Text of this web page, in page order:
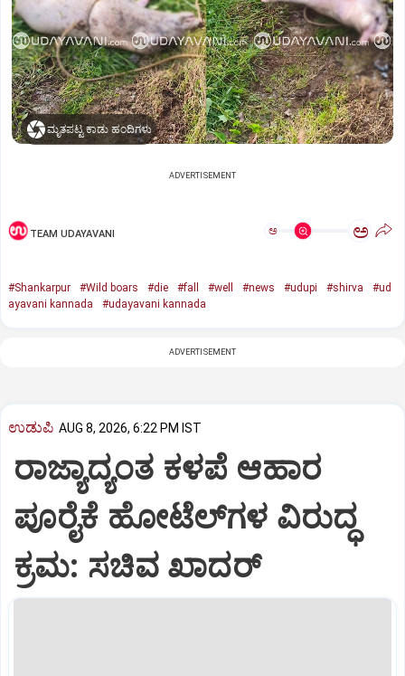
ಮೃತಪಟ್ಟ ಕಾಡು ಹಂದಿಗಳು
ADVERTISEMENT
TEAM UDAYAVANI ಅ ಅ
#Shankarpur #Wild boars #die #fall #well #news #udupi #shirva
#ud
ayavani kannada
#udayavani kannada
ADVERTISEMENT
ಉಡುಪಿ AUG 8, 2026, 6:22 PM IST
ರಾಜ್ಯಾದ್ಯಂತ ಕಳಪೆ ಆಹಾರ
ಪೂರೈಕೆ ಹೋಟೆಲ್‌ಗಳ ವಿರುದ್ಧ
ಕ್ರಮ: ಸಚಿವ ಖಾದರ್